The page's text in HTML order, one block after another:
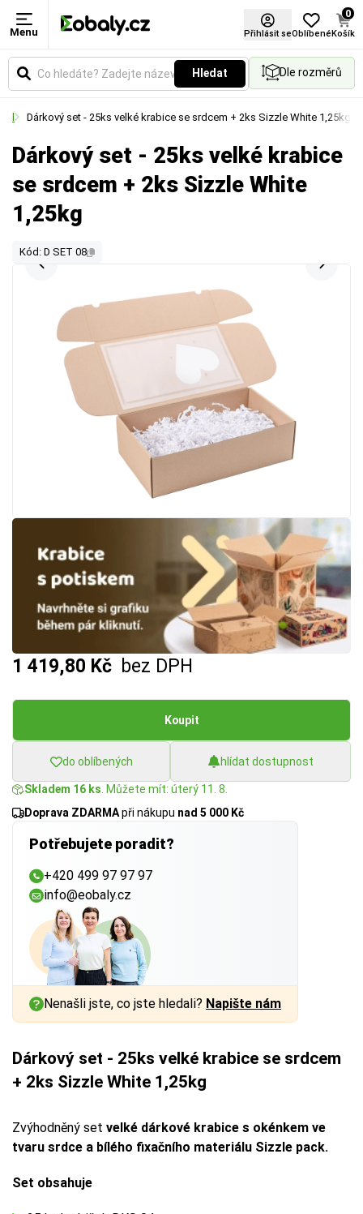
Menu Přihlásit seOblíbené
0
Košík
Hledat Dle rozměrů
Dárkový set - 25ks velké krabice se srdcem + 2ks Sizzle White 1,25kg
Dárkový set - 25ks velké krabice
se srdcem + 2ks Sizzle White
1,25kg
Kód: D SET 08
1 419,80 Kč bez DPH
Koupit
do oblíbených hlídat dostupnost
Skladem 16 ks . Můžete mít: úterý 11. 8.
Doprava ZDARMApři nákupu nad 5 000 Kč
Potřebujete poradit?
+420 499 97 97 97
info@eobaly.cz
Nenašli jste, co jste hledali? Napište nám
Dárkový set - 25ks velké krabice se srdcem
+ 2ks Sizzle White 1,25kg
Zvýhodněný set velké dárkové krabice s okénkem ve
tvaru srdce a bílého fixačního materiálu Sizzle pack.
Set obsahuje